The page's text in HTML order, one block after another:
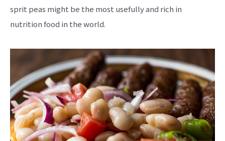
sprit peas might be the most usefully and rich in
nutrition food in the world.